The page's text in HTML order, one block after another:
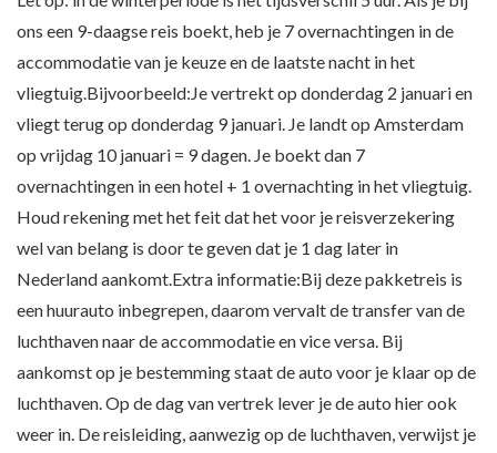
ons een 9-daagse reis boekt, heb je 7 overnachtingen in de
accommodatie van je keuze en de laatste nacht in het
vliegtuig.Bijvoorbeeld:Je vertrekt op donderdag 2 januari en
vliegt terug op donderdag 9 januari. Je landt op Amsterdam
op vrijdag 10 januari = 9 dagen. Je boekt dan 7
overnachtingen in een hotel + 1 overnachting in het vliegtuig.
Houd rekening met het feit dat het voor je reisverzekering
wel van belang is door te geven dat je 1 dag later in
Nederland aankomt.Extra informatie:Bij deze pakketreis is
een huurauto inbegrepen, daarom vervalt de transfer van de
luchthaven naar de accommodatie en vice versa. Bij
aankomst op je bestemming staat de auto voor je klaar op de
luchthaven. Op de dag van vertrek lever je de auto hier ook
weer in. De reisleiding, aanwezig op de luchthaven, verwijst je